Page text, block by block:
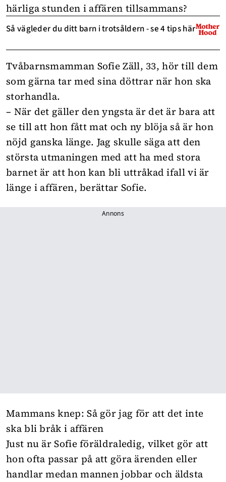
härliga stunden i affären tillsammans?
Så vägleder du ditt barn i trotsåldern - se 4 tips här
Tvåbarnsmamman Sofie Zäll, 33, hör till dem
som gärna tar med sina döttrar när hon ska
storhandla.
– När det gäller den yngsta är det är bara att
se till att hon fått mat och ny blöja så är hon
nöjd ganska länge. Jag skulle säga att den
största utmaningen med att ha med stora
barnet är att hon kan bli uttråkad ifall vi är
länge i affären, berättar Sofie.
Annons
Mammans knep: Så gör jag för att det inte
ska bli bråk i affären
Just nu är Sofie föräldraledig, vilket gör att
hon ofta passar på att göra ärenden eller
handlar medan mannen jobbar och äldsta